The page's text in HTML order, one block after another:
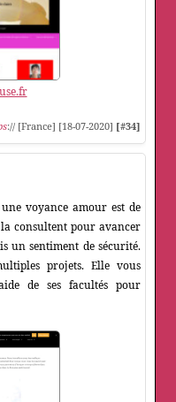
:// [France] [18-07-2020] [#34]
voyance amour est de
consultent pour avancer
un sentiment de sécurité.
projets. Elle vous
de ses facultés pour